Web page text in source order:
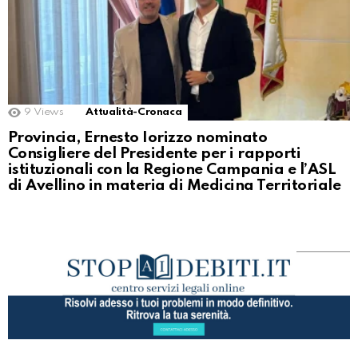
9 Views Attualità-Cronaca
Provincia, Ernesto Iorizzo nominato
Consigliere del Presidente per i rapporti
istituzionali con la Regione Campania e l’ASL
di Avellino in materia di Medicina Territoriale